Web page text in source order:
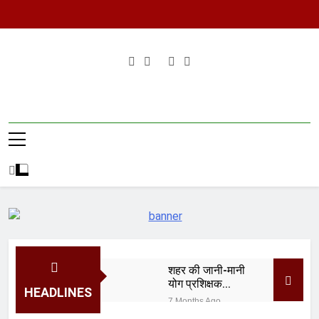
HEADLINES
शहर की जानी-मानी
योग प्रशिक्षक
प्रस्तावना गुप्ता जी
7 Months Ago